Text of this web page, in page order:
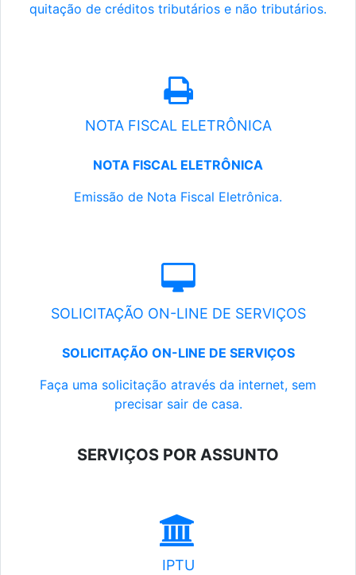
quitação de créditos tributários e não tributários.
NOTA FISCAL ELETRÔNICA
NOTA FISCAL ELETRÔNICA
Emissão de Nota Fiscal Eletrônica.
SOLICITAÇÃO ON-LINE DE SERVIÇOS
SOLICITAÇÃO ON-LINE DE SERVIÇOS
Faça uma solicitação através da internet, sem
precisar sair de casa.
SERVIÇOS POR ASSUNTO
IPTU